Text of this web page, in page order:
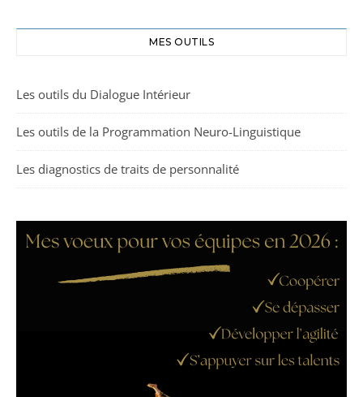
MES OUTILS
Les outils du Dialogue Intérieur
Les outils de la Programmation Neuro-Linguistique
Les diagnostics de traits de personnalité